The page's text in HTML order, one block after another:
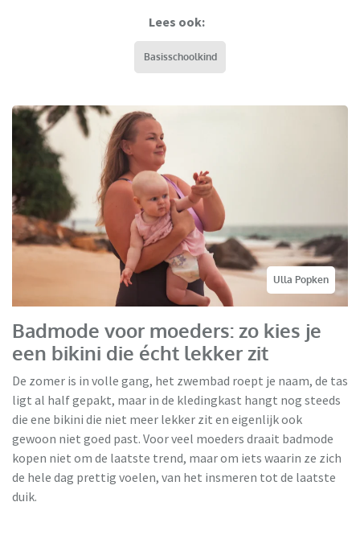
Lees ook:
Basisschoolkind
Ulla Popken
Badmode voor moeders: zo kies je
een bikini die écht lekker zit
De zomer is in volle gang, het zwembad roept je naam, de tas
ligt al half gepakt, maar in de kledingkast hangt nog steeds
die ene bikini die niet meer lekker zit en eigenlijk ook
gewoon niet goed past. Voor veel moeders draait badmode
kopen niet om de laatste trend, maar om iets waarin ze zich
de hele dag prettig voelen, van het insmeren tot de laatste
duik.